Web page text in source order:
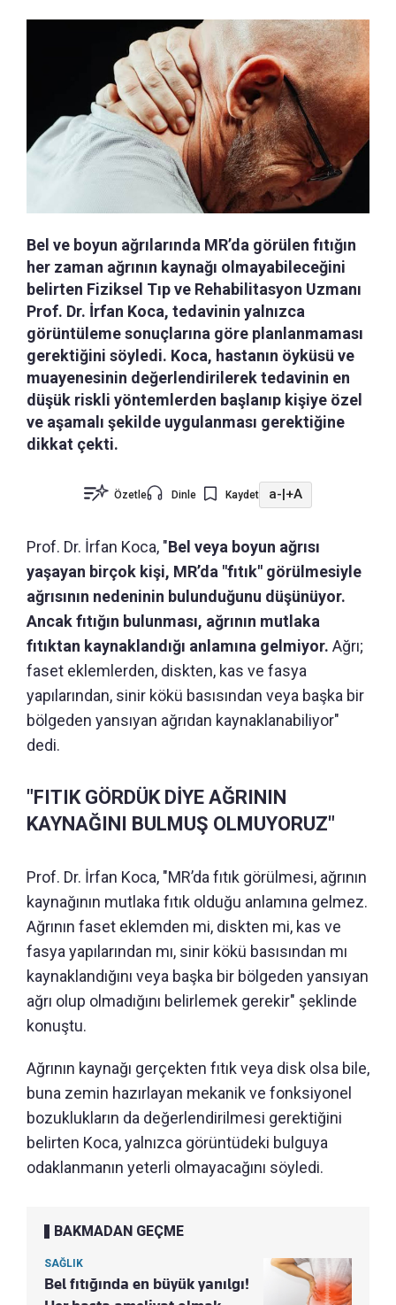
Bel ve boyun ağrılarında MR’da görülen fıtığın
her zaman ağrının kaynağı olmayabileceğini
belirten Fiziksel Tıp ve Rehabilitasyon Uzmanı
Prof. Dr. İrfan Koca, tedavinin yalnızca
görüntüleme sonuçlarına göre planlanmaması
gerektiğini söyledi. Koca, hastanın öyküsü ve
muayenesinin değerlendirilerek tedavinin en
düşük riskli yöntemlerden başlanıp kişiye özel
ve aşamalı şekilde uygulanması gerektiğine
dikkat çekti.
Özetle Dinle Kaydet a-|+A
Prof. Dr. İrfan Koca, "Bel veya boyun ağrısı
yaşayan birçok kişi, MR’da "fıtık" görülmesiyle
ağrısının nedeninin bulunduğunu düşünüyor.
Ancak fıtığın bulunması, ağrının mutlaka
fıtıktan kaynaklandığı anlamına gelmiyor. Ağrı;
faset eklemlerden, diskten, kas ve fasya
yapılarından, sinir kökü basısından veya başka bir
bölgeden yansıyan ağrıdan kaynaklanabiliyor"
dedi.
"FITIK GÖRDÜK DİYE AĞRININ
KAYNAĞINI BULMUŞ OLMUYORUZ"
Prof. Dr. İrfan Koca, "MR’da fıtık görülmesi, ağrının
kaynağının mutlaka fıtık olduğu anlamına gelmez.
Ağrının faset eklemden mi, diskten mi, kas ve
fasya yapılarından mı, sinir kökü basısından mı
kaynaklandığını veya başka bir bölgeden yansıyan
ağrı olup olmadığını belirlemek gerekir" şeklinde
konuştu.
Ağrının kaynağı gerçekten fıtık veya disk olsa bile,
buna zemin hazırlayan mekanik ve fonksiyonel
bozuklukların da değerlendirilmesi gerektiğini
belirten Koca, yalnızca görüntüdeki bulguya
odaklanmanın yeterli olmayacağını söyledi.
BAKMADAN GEÇME
SAĞLIK
Bel fıtığında en büyük yanılgı!